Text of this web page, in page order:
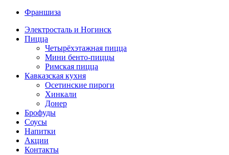
Франшиза
Электросталь и Ногинск
Пицца
Четырёхэтажная пицца
Мини бенто-пиццы
Римская пицца
Кавказская кухня
Осетинские пироги
Хинкали
Донер
Брофуды
Соусы
Напитки
Акции
Контакты